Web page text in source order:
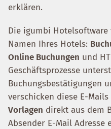
erklären.
Die igumbi Hotelsoftware
Namen Ihres Hotels:
Online Buchungen und
Geschäftsprozesse
Buchungsbestätigungen
verschicken diese E-
Vorlagen direkt aus dem
Absender E-Mail Adresse